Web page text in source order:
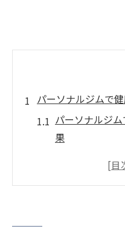
パーソナルジムで
パーソナルジ
果
専属トレーナ
ンが健康に与え